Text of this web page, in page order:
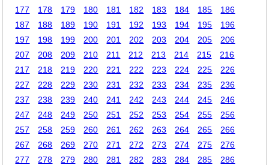
177
178 179 180 181 182 183 184 185
186
187
188 189 190 191 192 193 194 195
196
197
198 199 200 201 202 203 204 205
206
207
208 209 210 211 212 213 214 215
216
217
218 219 220 221 222 223 224 225
226
227
228 229 230 231 232 233 234 235
236
237
238 239 240 241 242 243 244 245
246
247
248 249 250 251 252 253 254 255
256
257
258 259 260 261 262 263 264 265
266
267
268 269 270 271 272 273 274 275
276
277
278 279 280 281 282 283 284 285
286